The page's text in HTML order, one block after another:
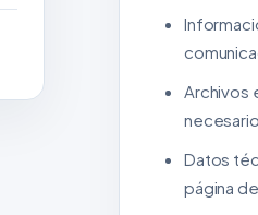
Archivos
Datos
página